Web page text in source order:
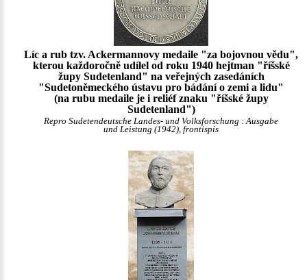
Líc a rub tzv. Ackermannovy medaile "za bojovnou vědu",
kterou každoročně udílel od roku 1940 hejtman "říšské
župy Sudetenland" na veřejných zasedáních
"Sudetoněmeckého ústavu pro bádání o zemi a lidu"
(na rubu medaile je i reliéf znaku "říšské župy
Sudetenland")
Repro Sudetendeutsche Landes- und Volksforschung : Ausgabe
und Leistung (1942), frontispis